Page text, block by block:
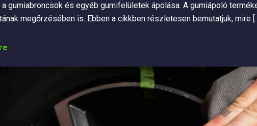
a gumiabroncsok és egyéb gumifelületek ápolása. A gumiápoló
megőrzésében is. Ebben a cikkben részletesen bemutatjuk, mire